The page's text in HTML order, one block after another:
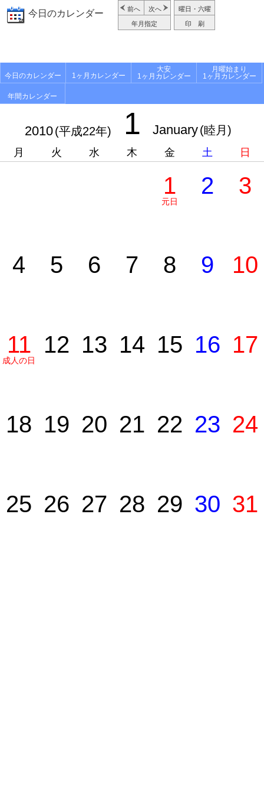
今日のカレンダー 前へ 次へ
年月指定
曜日・六曜
印 刷
今日のカレンダー 1ヶ月カレンダー
大安
1ヶ月カレンダー
月曜始まり
1ヶ月カレンダー
年間カレンダー
2010(平成22年) 1 January(睦月)
月 火 水 木 金 土 日
1
元日
2 3
4 5 6 7 8 9 10
11
成人の日
12 13 14 15 16 17
18 19 20 21 22 23 24
25 26 27 28 29 30 31